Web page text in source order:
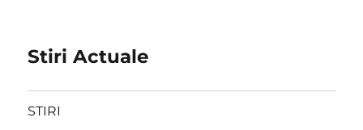
Stiri Actuale
STIRI